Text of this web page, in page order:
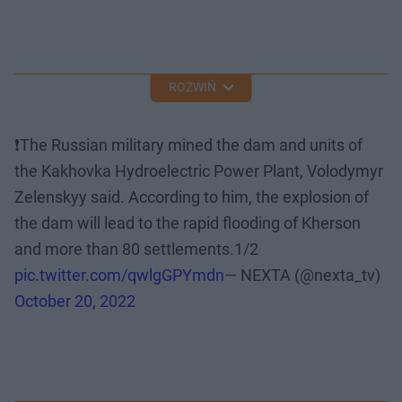
ROZWIŃ
❗️The Russian military mined the dam and units of
the Kakhovka Hydroelectric Power Plant, Volodymyr
Zelenskyy said. According to him, the explosion of
the dam will lead to the rapid flooding of Kherson
and more than 80 settlements.1/2
pic.twitter.com/qwlgGPYmdn— NEXTA (@nexta_tv)
October 20, 2022